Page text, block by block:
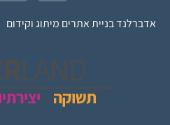
אדברלנד בניית אתרים מיתוג וקידום